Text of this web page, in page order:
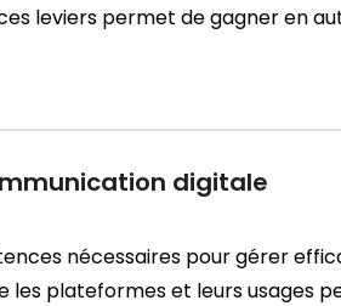
leviers permet de gagner en
digitale
nécessaires pour gérer
plateformes et leurs usages